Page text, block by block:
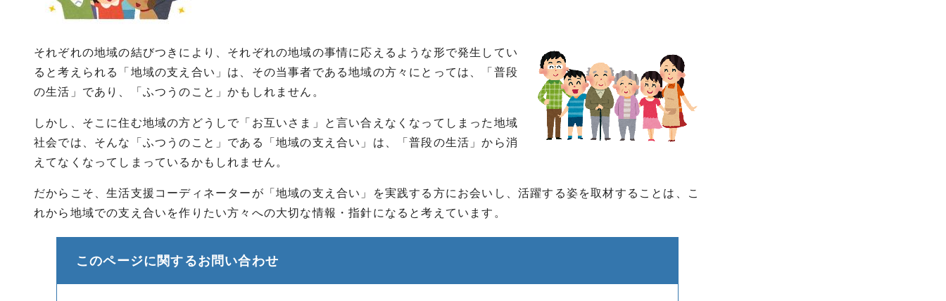
それぞれの地域の結びつきにより、それぞれの地域の事情に応えるような形で発生してい
ると考えられる「地域の支え合い」は、その当事者である地域の方々にとっては、「普段
の生活」であり、「ふつうのこと」かもしれません。
しかし、そこに住む地域の方どうしで「お互いさま」と言い合えなくなってしまった地域
社会では、そんな「ふつうのこと」である「地域の支え合い」は、「普段の生活」から消
えてなくなってしまっているかもしれません。
だからこそ、生活支援コーディネーターが「地域の支え合い」を実践する方にお会いし、活躍する姿を取材することは、こ
れから地域での支え合いを作りたい方々への大切な情報・指針になると考えています。
このページに関するお問い合わせ